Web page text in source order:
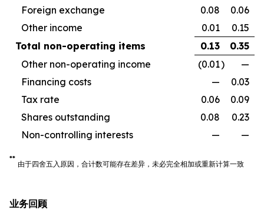
Foreign exchange
0.08
0.06
Other income
0.01
0.15
Total non-operating items
0.13
0.35
Other non-operating income
(0.01)
—
Financing costs
—
0.03
Tax rate
0.06
0.09
Shares outstanding
0.08
0.23
Non-controlling interests
— —
**
由于四舍五入原因，合计数可能存在差异，未必完全相加或重新计算一致
业务回顾